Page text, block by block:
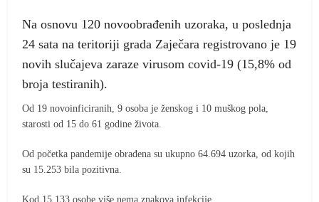
Na osnovu 120 novoobrađenih uzoraka, u poslednja
24 sata na teritoriji grada Zaječara registrovano je 19
novih slučajeva zaraze virusom covid-19 (15,8% od
broja testiranih).
Od 19 novoinficiranih, 9 osoba je ženskog i 10 muškog pola,
starosti od 15 do 61 godine života.
Od početka pandemije obrađena su ukupno 64.694 uzorka, od kojih
su 15.253 bila pozitivna.
Kod 15.133 osobe više nema znakova infekcije.